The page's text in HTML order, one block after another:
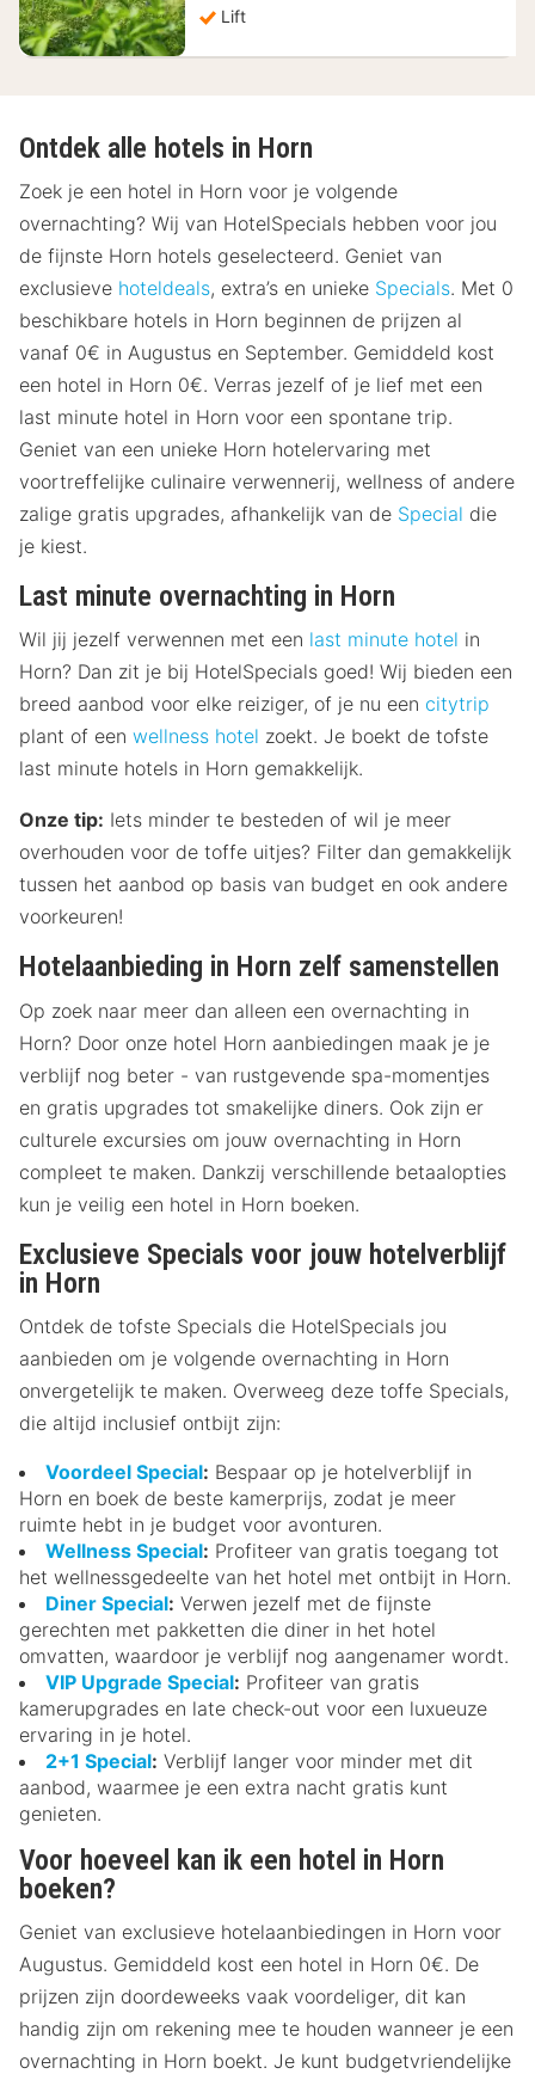
Lift
Ontdek alle hotels in Horn
Zoek je een hotel in Horn voor je volgende
overnachting? Wij van HotelSpecials hebben voor jou
de fijnste Horn hotels geselecteerd. Geniet van
exclusieve hoteldeals, extra’s en unieke Specials. Met 0
beschikbare hotels in Horn beginnen de prijzen al
vanaf 0€ in Augustus en September. Gemiddeld kost
een hotel in Horn 0€. Verras jezelf of je lief met een
last minute hotel in Horn voor een spontane trip.
Geniet van een unieke Horn hotelervaring met
voortreffelijke culinaire verwennerij, wellness of andere
zalige gratis upgrades, afhankelijk van de Special die
je kiest.
Last minute overnachting in Horn
Wil jij jezelf verwennen met een last minute hotel in
Horn? Dan zit je bij HotelSpecials goed! Wij bieden een
breed aanbod voor elke reiziger, of je nu een citytrip
plant of een wellness hotel zoekt. Je boekt de tofste
last minute hotels in Horn gemakkelijk.
Onze tip: Iets minder te besteden of wil je meer
overhouden voor de toffe uitjes? Filter dan gemakkelijk
tussen het aanbod op basis van budget en ook andere
voorkeuren!
Hotelaanbieding in Horn zelf samenstellen
Op zoek naar meer dan alleen een overnachting in
Horn? Door onze hotel Horn aanbiedingen maak je je
verblijf nog beter - van rustgevende spa-momentjes
en gratis upgrades tot smakelijke diners. Ook zijn er
culturele excursies om jouw overnachting in Horn
compleet te maken. Dankzij verschillende betaalopties
kun je veilig een hotel in Horn boeken.
Exclusieve Specials voor jouw hotelverblijf
in Horn
Ontdek de tofste Specials die HotelSpecials jou
aanbieden om je volgende overnachting in Horn
onvergetelijk te maken. Overweeg deze toffe Specials,
die altijd inclusief ontbijt zijn:
Voordeel Special: Bespaar op je hotelverblijf in
Horn en boek de beste kamerprijs, zodat je meer
ruimte hebt in je budget voor avonturen.
Wellness Special: Profiteer van gratis toegang tot
het wellnessgedeelte van het hotel met ontbijt in Horn.
Diner Special: Verwen jezelf met de fijnste
gerechten met pakketten die diner in het hotel
omvatten, waardoor je verblijf nog aangenamer wordt.
VIP Upgrade Special: Profiteer van gratis
kamerupgrades en late check-out voor een luxueuze
ervaring in je hotel.
2+1 Special: Verblijf langer voor minder met dit
aanbod, waarmee je een extra nacht gratis kunt
genieten.
Voor hoeveel kan ik een hotel in Horn
boeken?
Geniet van exclusieve hotelaanbiedingen in Horn voor
Augustus. Gemiddeld kost een hotel in Horn 0€. De
prijzen zijn doordeweeks vaak voordeliger, dit kan
handig zijn om rekening mee te houden wanneer je een
overnachting in Horn boekt. Je kunt budgetvriendelijke